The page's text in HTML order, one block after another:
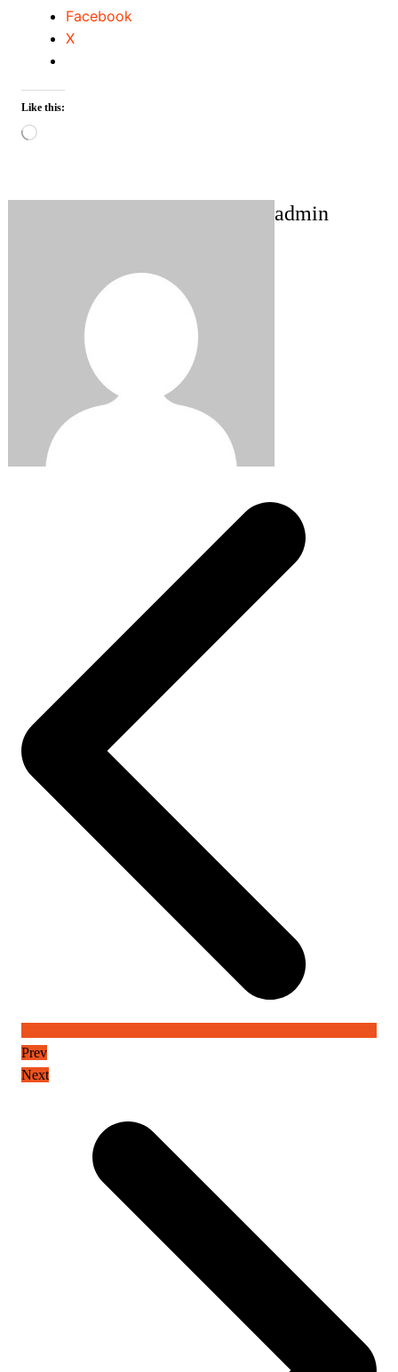
Facebook
X
Like this:
Loading…
admin
Prev
Next